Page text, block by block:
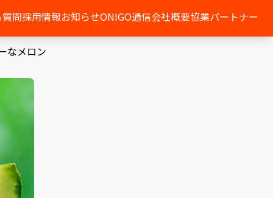
問採用情報お知らせONIGO通信会社概要協業パートナー
なメロン